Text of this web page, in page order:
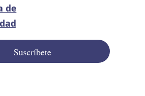
de
Suscríbete